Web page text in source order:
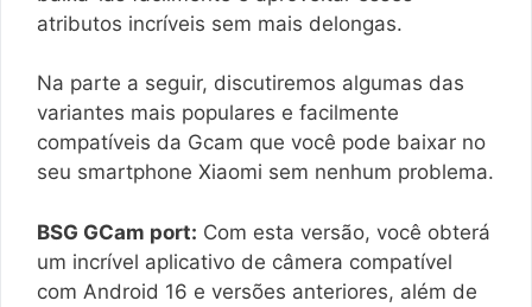
atributos incríveis sem mais delongas.
Na parte a seguir, discutiremos algumas das
variantes mais populares e facilmente
compatíveis da Gcam que você pode baixar no
seu smartphone Xiaomi sem nenhum problema.
BSG GCam port: Com esta versão, você obterá
um incrível aplicativo de câmera compatível
com Android 16 e versões anteriores, além de